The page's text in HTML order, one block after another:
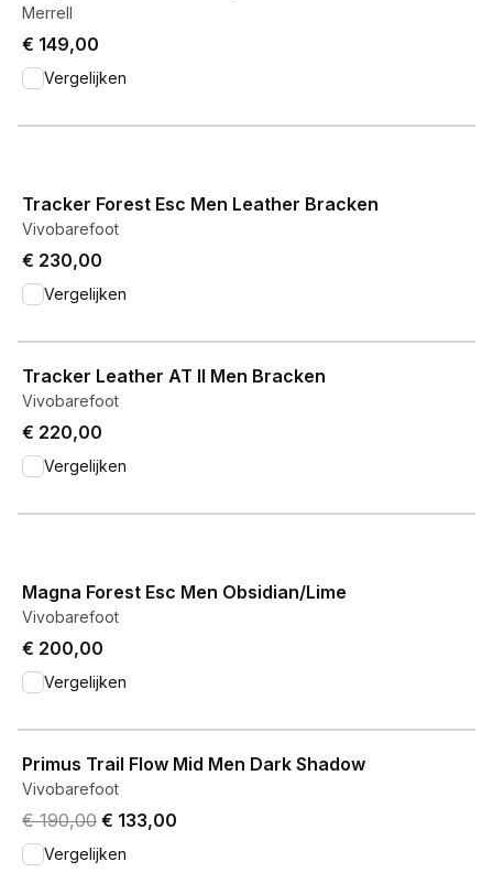
Merrell
€ 149,00
Vergelijken
Tracker Forest Esc Men Leather Bracken
Vivobarefoot
€ 230,00
Vergelijken
Tracker Leather AT II Men Bracken
Vivobarefoot
€ 220,00
Vergelijken
Magna Forest Esc Men Obsidian/Lime
Vivobarefoot
€ 200,00
Vergelijken
Primus Trail Flow Mid Men Dark Shadow
Vivobarefoot
Original price was € 190,00.
€ 190,00 Current price is € 133,00.
€ 133,00
Vergelijken